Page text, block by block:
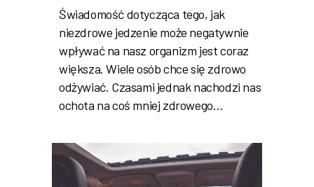
Świadomość dotycząca tego, jak
niezdrowe jedzenie może negatywnie
wpływać na nasz organizm jest coraz
większa. Wiele osób chce się zdrowo
odżywiać. Czasami jednak nachodzi nas
ochota na coś mniej zdrowego…